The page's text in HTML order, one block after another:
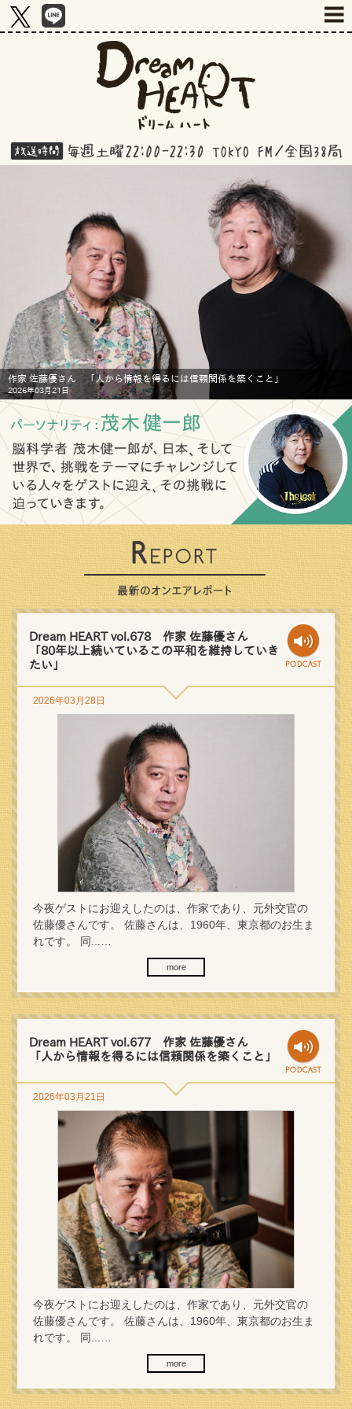
作家 佐藤優さん 「人から情報を得るには信頼関係を築くこと」
2026年03月21日
Dream HEART vol.678 作家 佐藤優さん
「80年以上続いているこの平和を維持していき
たい」
2026年03月28日
今夜ゲストにお迎えしたのは、作家であり、元外交官の
佐藤優さんです。 佐藤さんは、1960年、東京都のお生ま
れです。 同...…
more
Dream HEART vol.677 作家 佐藤優さん
「人から情報を得るには信頼関係を築くこと」
2026年03月21日
今夜ゲストにお迎えしたのは、作家であり、元外交官の
佐藤優さんです。 佐藤さんは、1960年、東京都のお生ま
れです。 同...…
more